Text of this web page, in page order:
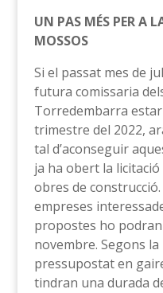
UN PAS MÉS PER A
MOSSOS
Si el passat mes de
futura comissaria
Torredembarra
trimestre del 2022,
tal d’aconseguir
ja ha obert la
obres de
empreses
propostes ho
novembre. Segons
pressupostat en
tindran una durada